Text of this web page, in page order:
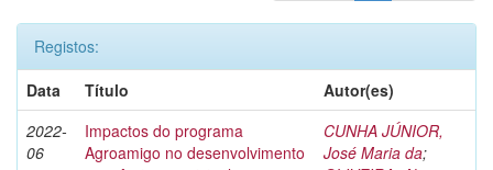
Registos:
Data
Título
Autor(es)
2022-
06
Impactos do programa
Agroamigo no desenvolvimento
CUNHA JÚNIOR,
José Maria da;